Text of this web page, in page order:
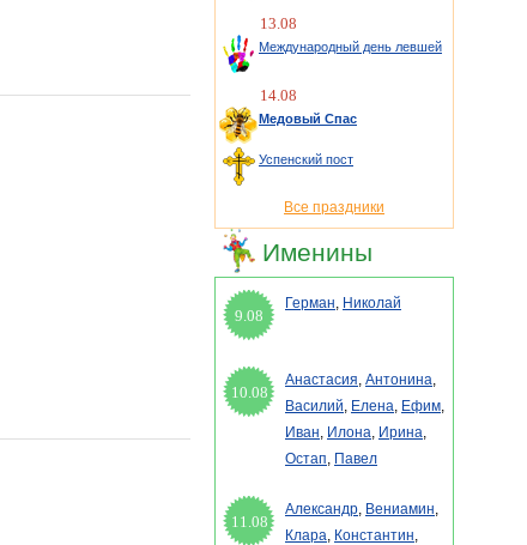
13.08
Международный день левшей
14.08
Медовый Спас
Успенский пост
Все праздники
Именины
9.08
Герман, Николай
10.08
Анастасия, Антонина,
Василий, Елена, Ефим,
Иван, Илона, Ирина,
Остап, Павел
11.08
Александр, Вениамин,
Клара, Константин,